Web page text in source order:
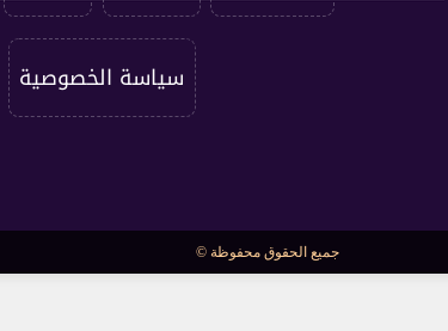
سياسة الخصوصية
جميع الحقوق محفوظة ©